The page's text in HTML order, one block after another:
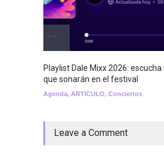
Playlist Dale Mixx 2026: escucha
que sonarán en el festival
Agenda, ARTICULO, Conciertos
Leave a Comment